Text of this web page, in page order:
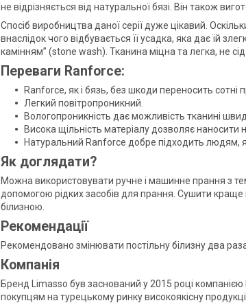
не відрізняється від натуральної бязі. Він також
Спосіб виробництва даної серії дуже цікавий.
внаслідок чого відбувається її усадка, яка дає їй
камінням” (stone wash). Тканина міцна та легка, не
Переваги Ranforce:
Ranforce, як і бязь, без шкоди переносить сотні
Легкий повітропроникний.
Вологопроникність дає можливість тканині
Висока щільність матеріалу дозволяє наносити
Натуральний Ranforce добре підходить людям,
Як доглядати?
Можна використовувати ручне і машинне прання з
допомогою рідких засобів для прання. Сушити краще
білизною.
Рекомендації
Рекомендовано змінювати постільну білизну два
Компанія
Бренд Limasso був заснований у 2015 році
покупцям на турецькому ринку високоякісну